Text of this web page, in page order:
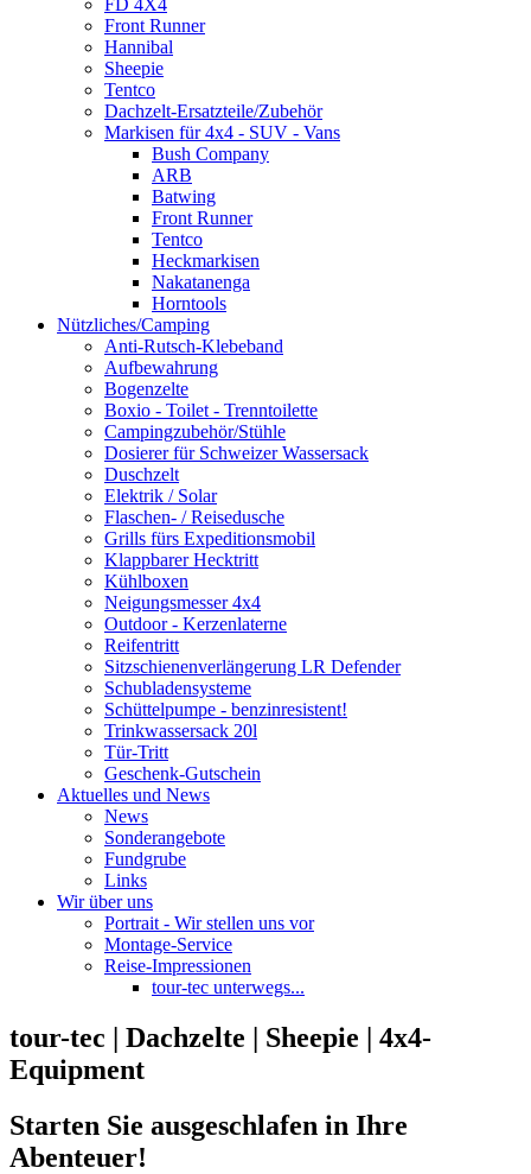
FD 4X4
Front Runner
Hannibal
Sheepie
Tentco
Dachzelt-Ersatzteile/Zubehör
Markisen für 4x4 - SUV - Vans
Bush Company
ARB
Batwing
Front Runner
Tentco
Heckmarkisen
Nakatanenga
Horntools
Nützliches/Camping
Anti-Rutsch-Klebeband
Aufbewahrung
Bogenzelte
Boxio - Toilet - Trenntoilette
Campingzubehör/Stühle
Dosierer für Schweizer Wassersack
Duschzelt
Elektrik / Solar
Flaschen- / Reisedusche
Grills fürs Expeditionsmobil
Klappbarer Hecktritt
Kühlboxen
Neigungsmesser 4x4
Outdoor - Kerzenlaterne
Reifentritt
Sitzschienenverlängerung LR Defender
Schubladensysteme
Schüttelpumpe - benzinresistent!
Trinkwassersack 20l
Tür-Tritt
Geschenk-Gutschein
Aktuelles und News
News
Sonderangebote
Fundgrube
Links
Wir über uns
Portrait - Wir stellen uns vor
Montage-Service
Reise-Impressionen
tour-tec unterwegs...
tour-tec | Dachzelte | Sheepie | 4x4-
Equipment
Starten Sie ausgeschlafen in Ihre
Abenteuer!